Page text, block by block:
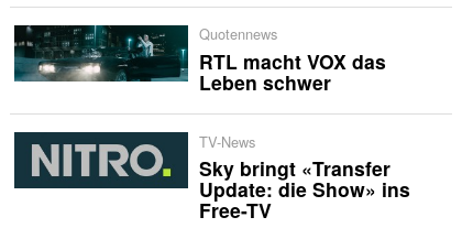
Quotennews
RTL macht VOX das
Leben schwer
TV-News
Sky bringt «Transfer
Update: die Show» ins
Free-TV